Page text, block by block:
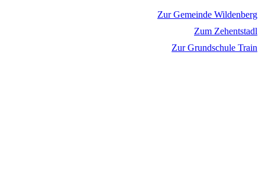
Zur Gemeinde Wildenberg
Zum Zehentstadl
Zur Grundschule Train